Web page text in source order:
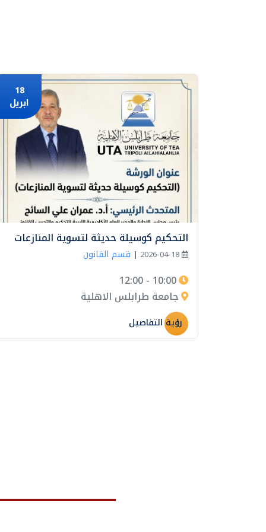
18
ابريل
التحكيم كوسيلة حديثة لتسوية المنازعات
2026-04-18
| قسم القانون
10:00 - 12:00
جامعة طرابلس الاهلية
رؤية التفاصيل